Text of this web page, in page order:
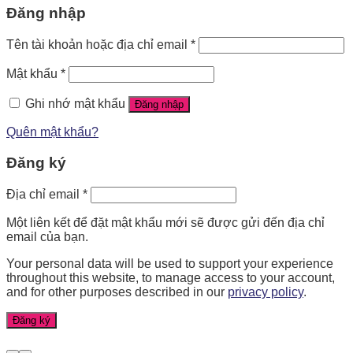
Đăng nhập
Tên tài khoản hoặc địa chỉ email *
Mật khẩu *
Ghi nhớ mật khẩu Đăng nhập
Quên mật khẩu?
Đăng ký
Địa chỉ email *
Một liên kết để đặt mật khẩu mới sẽ được gửi đến địa chỉ
email của bạn.
Your personal data will be used to support your experience
throughout this website, to manage access to your account,
and for other purposes described in our privacy policy.
Đăng ký